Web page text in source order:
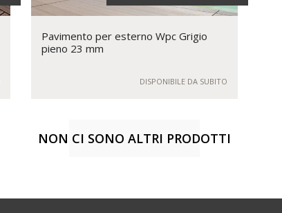
Pavimento per esterno Wpc Grigio
pieno 23 mm
DISPONIBILE DA SUBITO
ALTRI PRODOTTI
NON CI SONO ALTRI PRODOTTI